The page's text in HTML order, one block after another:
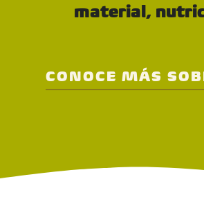
material,
CONOCE MÁS